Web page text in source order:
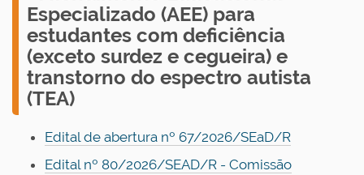
Especializado (AEE) para
estudantes com deficiência
(exceto surdez e cegueira) e
transtorno do espectro autista
(TEA)
Edital de abertura nº 67/2026/SEaD/R
Edital nº 80/2026/SEAD/R - Comissão